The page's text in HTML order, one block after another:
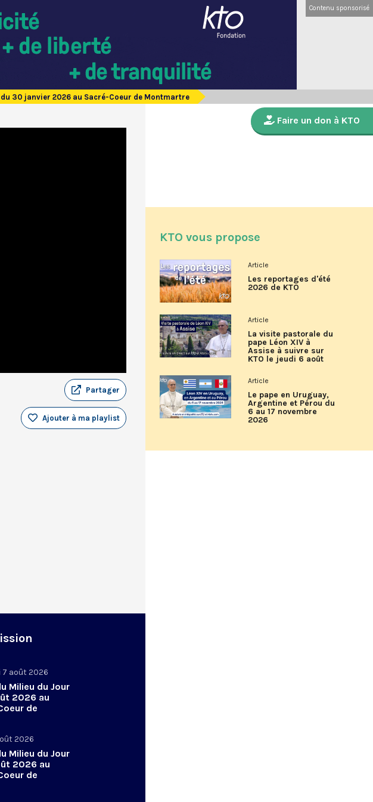
Contenu sponsorisé
30 janvier 2026 au Sacré-Coeur de Montmartre
Partager
Ajouter à ma playlist
7 août 2026
Milieu du Jour
2026 au
de
2026
Milieu du Jour
2026 au
de
Faire un don à KTO
KTO vous propose
Article
Les reportages d'été
2026 de KTO
Article
La visite pastorale du
pape Léon XIV à
Assise à suivre sur
KTO le jeudi 6 août
Article
Le pape en Uruguay,
Argentine et Pérou du
6 au 17 novembre
2026